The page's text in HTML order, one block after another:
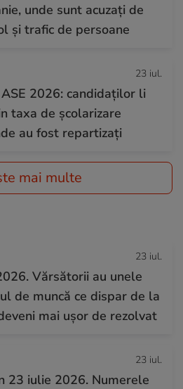
unde sunt acuzați de
și trafic de persoane
23 iul.
2026: candidaților li
taxa de școlarizare
au fost repartizați
mai multe
23 iul.
Vărsătorii au unele
de muncă ce dispar de la
mai ușor de rezolvat
23 iul.
23 iulie 2026. Numerele